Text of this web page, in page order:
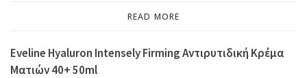
READ MORE
Eveline Hyaluron Intensely Firming Αντιρυτιδική Κρέμα
Ματιών 40+ 50ml